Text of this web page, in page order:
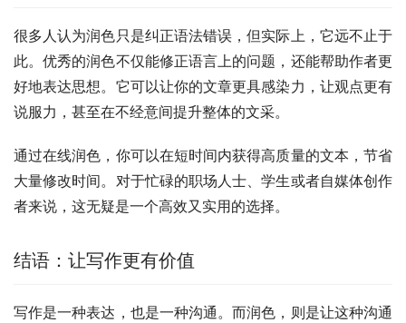
很多人认为润色只是纠正语法错误，但实际上，它远不止于
此。优秀的润色不仅能修正语言上的问题，还能帮助作者更
好地表达思想。它可以让你的文章更具感染力，让观点更有
说服力，甚至在不经意间提升整体的文采。
通过在线润色，你可以在短时间内获得高质量的文本，节省
大量修改时间。对于忙碌的职场人士、学生或者自媒体创作
者来说，这无疑是一个高效又实用的选择。
结语：让写作更有价值
写作是一种表达，也是一种沟通。而润色，则是让这种沟通